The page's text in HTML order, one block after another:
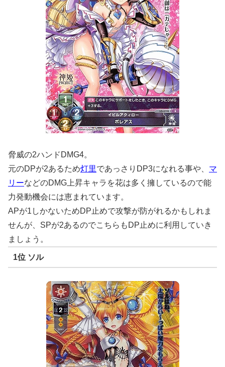
脅威の2ハンドDMG4。
元のDPが2あるため灯里であっさりDP3になれる事や、 マ
リーなどのDMG上昇キャラを花は多く擁しているので能
力発動機会には恵まれています。
APが1しかないためDP止めで攻撃が防がれるかもしれま
せんが、SPが2あるのでこちらもDP止めに利用していき
ましょう。
1位 ソル